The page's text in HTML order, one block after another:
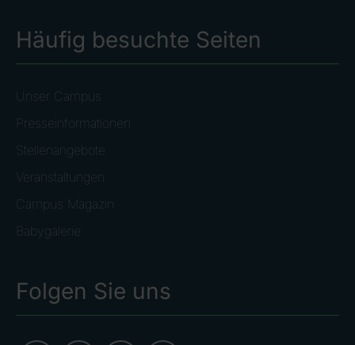
Häufig besuchte Seiten
Unser Campus
Presseinformationen
Stellenangebote
Veranstaltungen
Campus Magazin
Babygalerie
Folgen Sie uns